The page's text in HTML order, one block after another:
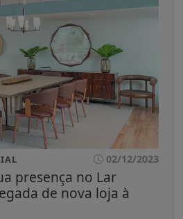
02/12/2023
presença no Lar
de nova loja à